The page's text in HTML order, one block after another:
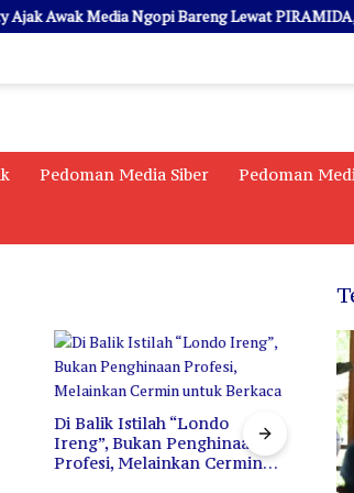
Media Ngopi Bareng Lewat PIRAMIDA,
Pedoman Media Siber Pedoman
Di Balik Istilah “Londo
Ireng”, Bukan Penghinaan
Profesi, Melainkan Cermin
20